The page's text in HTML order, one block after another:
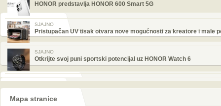
HONOR predstavlja HONOR 600 Smart 5G
SJAJNO
Pristupačan UV tisak otvara nove mogućnosti za kreatore i male
SJAJNO
Otkrijte svoj puni sportski potencijal uz HONOR Watch 6
Mapa stranice